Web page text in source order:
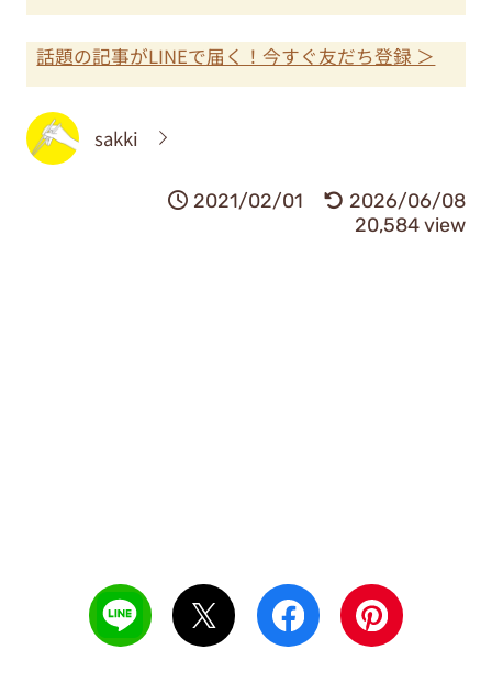
話題の記事がLINEで届く！今すぐ友だち登録 ＞
sakki
2021/02/01
2026/06/08
20,584 view